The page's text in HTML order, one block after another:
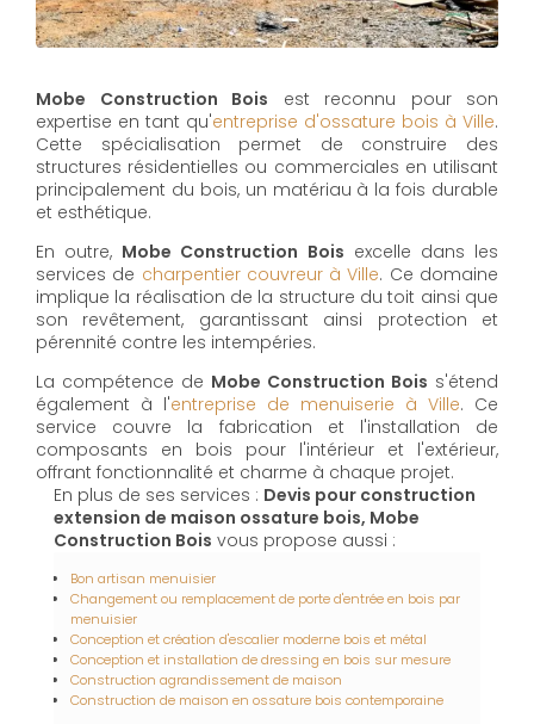
Mobe Construction Bois est reconnu pour son
expertise en tant qu'entreprise d'ossature bois à Ville.
Cette spécialisation permet de construire des
structures résidentielles ou commerciales en utilisant
principalement du bois, un matériau à la fois durable
et esthétique.
En outre, Mobe Construction Bois excelle dans les
services de charpentier couvreur à Ville. Ce domaine
implique la réalisation de la structure du toit ainsi que
son revêtement, garantissant ainsi protection et
pérennité contre les intempéries.
La compétence de Mobe Construction Bois s'étend
également à l'entreprise de menuiserie à Ville. Ce
service couvre la fabrication et l'installation de
composants en bois pour l'intérieur et l'extérieur,
offrant fonctionnalité et charme à chaque projet.
En plus de ses services : Devis pour construction
extension de maison ossature bois, Mobe
Construction Bois vous propose aussi :
Bon artisan menuisier
Changement ou remplacement de porte d'entrée en bois par
menuisier
Conception et création d'escalier moderne bois et métal
Conception et installation de dressing en bois sur mesure
Construction agrandissement de maison
Construction de maison en ossature bois contemporaine